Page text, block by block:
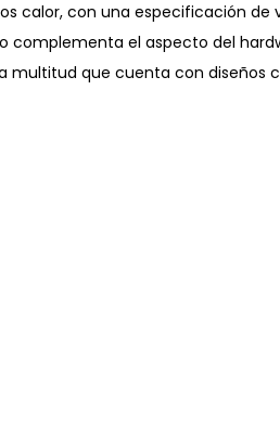
calor, con una especificación de
complementa el aspecto del
multitud que cuenta con diseños